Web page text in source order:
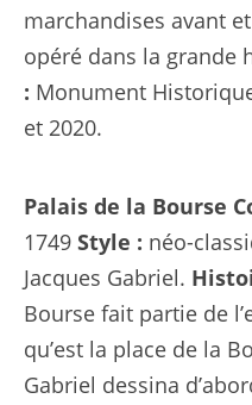
marchandises avant
opéré dans la grande
: Monument
et 2020.
Palais de la Bourse
1749 Style : néo-
Jacques Gabriel.
Bourse fait partie de
qu’est la place de la
Gabriel dessina